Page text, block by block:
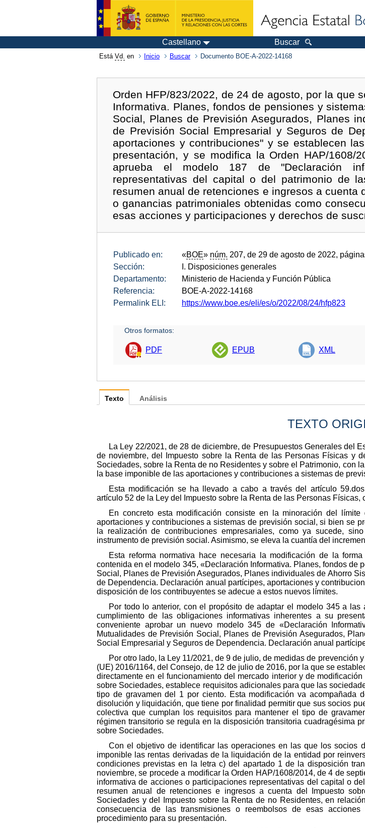
Castellano Buscar
Está Vd. en Inicio Buscar Documento BOE-A-2022-14168
Orden HFP/823/2022, de 24 de agosto, por la que
Informativa. Planes, fondos de pensiones y
Social, Planes de Previsión Asegurados, Planes
de Previsión Social Empresarial y Seguros de
aportaciones y contribuciones" y se establecen
presentación, y se modifica la Orden HAP/
aprueba el modelo 187 de "Declaración
representativas del capital o del patrimonio de
resumen anual de retenciones e ingresos a cuenta
o ganancias patrimoniales obtenidas como
esas acciones y participaciones y derechos de
Publicado en: «BOE» núm. 207, de 29 de agosto de 2022,
Sección:
I. Disposiciones generales
Departamento:
Ministerio de Hacienda y Función Pública
Referencia:
BOE-A-2022-14168
Permalink ELI:
https://www.boe.es/eli/es/o/2022/08/24/hfp823
Otros formatos:
PDF EPUB XML
Texto
TEXTO
La Ley 22/2021, de 28 de diciembre, de Presupuestos Generales del
de noviembre, del Impuesto sobre la Renta de las Personas Físicas y
Sociedades, sobre la Renta de no Residentes y sobre el Patrimonio, con
la base imponible de las aportaciones y contribuciones a sistemas de
Esta modificación se ha llevado a cabo a través del artículo
artículo 52 de la Ley del Impuesto sobre la Renta de las Personas Físicas,
En concreto esta modificación consiste en la minoración del
aportaciones y contribuciones a sistemas de previsión social, si bien se
la realización de contribuciones empresariales, como ya sucede,
instrumento de previsión social. Asimismo, se eleva la cuantía del
Esta reforma normativa hace necesaria la modificación de la
contenida en el modelo 345, «Declaración Informativa. Planes, fondos de
Social, Planes de Previsión Asegurados, Planes individuales de Ahorro
de Dependencia. Declaración anual partícipes, aportaciones y
disposición de los contribuyentes se adecue a estos nuevos límites.
Por todo lo anterior, con el propósito de adaptar el modelo 345 a
cumplimiento de las obligaciones informativas inherentes a su
conveniente aprobar un nuevo modelo 345 de «Declaración
Mutualidades de Previsión Social, Planes de Previsión Asegurados,
Social Empresarial y Seguros de Dependencia. Declaración anual
Por otro lado, la Ley 11/2021, de 9 de julio, de medidas de prevención
(UE) 2016/1164, del Consejo, de 12 de julio de 2016, por la que se
directamente en el funcionamiento del mercado interior y de
sobre Sociedades, establece requisitos adicionales para que las
tipo de gravamen del 1 por ciento. Esta modificación va acompañada
disolución y liquidación, que tiene por finalidad permitir que sus socios
colectiva que cumplan los requisitos para mantener el tipo de
régimen transitorio se regula en la disposición transitoria cuadragésima
sobre Sociedades.
Con el objetivo de identificar las operaciones en las que los
imponible las rentas derivadas de la liquidación de la entidad por
condiciones previstas en la letra c) del apartado 1 de la disposición
noviembre, se procede a modificar la Orden HAP/1608/2014, de 4 de
informativa de acciones o participaciones representativas del capital o
resumen anual de retenciones e ingresos a cuenta del Impuesto
Sociedades y del Impuesto sobre la Renta de no Residentes, en
consecuencia de las transmisiones o reembolsos de esas
procedimiento para su presentación.
Análisis